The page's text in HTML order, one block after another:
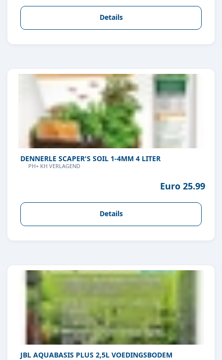
Details
DENNERLE SCAPER'S SOIL 1-4MM 4 LITER
PH+ KH VERLAGEND
Euro 25.99
Details
JBL AQUABASIS PLUS 2,5L VOEDINGSBODEM